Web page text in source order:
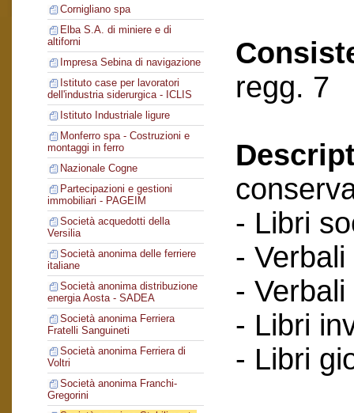
Cornigliano spa
Elba S.A. di miniere e di
altiforni
Impresa Sebina di navigazione
Istituto case per lavoratori
dell'industria siderurgica - ICLIS
Istituto Industriale ligure
Monferro spa - Costruzioni e
montaggi in ferro
Nazionale Cogne
Partecipazioni e gestioni
immobiliari - PAGEIM
Società acquedotti della
Versilia
Società anonima delle ferriere
italiane
Società anonima distribuzione
energia Aosta - SADEA
Società anonima Ferriera
Fratelli Sanguineti
Società anonima Ferriera di
Voltri
Società anonima Franchi-
Gregorini
regg. 7
- Libri
-
-
- Libri
- Libri